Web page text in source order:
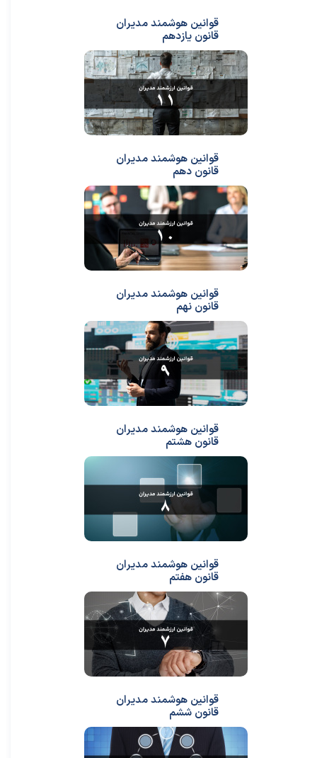
قوانین هوشمند مدیران
قانون یازدهم
قوانین هوشمند مدیران
قانون دهم
قوانین هوشمند مدیران
قانون نهم
قوانین هوشمند مدیران
قانون هشتم
قوانین هوشمند مدیران
قانون هفتم
قوانین هوشمند مدیران
قانون ششم